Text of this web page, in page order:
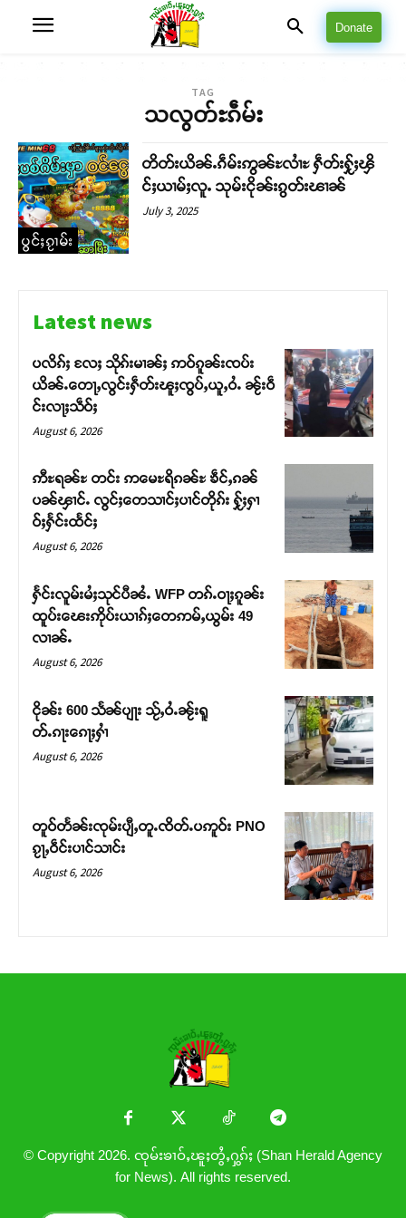
တႃႇႁႂ်ႈသဵင်ၵၢင်ၸႂ်ၵူၼ်းမိူင်း ၵူႈတီႈၵူႈလႅၼ်ပေႃးတေၸွ
တ်ႇ တူဝ်ႈလုမ်ႈၾႃႉၼၼ်ႉ ၶဝ်ႈႁူမ်ႈၵမ်ႉထႅမ် ၸုမ်းၶၢ
ဝ်ႇၽူႈတွႆႇႁွၵ်ႈ လႆႈယူႇၶႃႈဢေႃႈ။
Donate
TAG
သလွတ်ႊၵဵမ်း
ပွင်ႈၵႂၢမ်း
တိတ်းယိၼ်ႉၵဵမ်းဢွၼ်ႊလၢႆႊ ႁဵတ်းႁႂ်ႈၾိ
င်ႈယၢမ်ႈလူႉ သုမ်းငိုၼ်းၵွတ်းၽၢၼ်
July 3, 2025
Latest news
ပလိၵ်ႈ လႄႈ သိုၵ်းမၢၼ်ႈ ဢဝ်ၵူၼ်းၸပ်း
ယိၼ်ႉတေႃႇလွင်းႁဵတ်းၽူႈၸွပ်ႇယူႇဝႆႉ ၼႂ်းဝဵ
င်းလႃႈသဵဝ်ႈ
August 6, 2026
ဢီႊရၼ်ႊ တင်း ဢမေႊရိၵၼ်ႊ ၶဵင်ႇၵၼ်
ပၼ်ၾၢင်ႉ လွင်ႈတေသၢင်ႈပၢင်တိုၵ်း ႁႂ်ႈႁၢ
ဝ်ႈႁႅင်းထႅင်ႈ
August 6, 2026
ႁႅင်းလူမ်းမႆႈသုင်ပီၼႆႉ WFP တၵ်ႉဝႃႈၵူၼ်း
ထူပ်းၽေးဢိုပ်းယၢၵ်ႈတေဢမ်ႇယွမ်း 49
လၢၼ်ႉ
August 6, 2026
ငိုၼ်း 600 သႅၼ်ပျႃး သႂ်ႇဝႆႉၼႂ်းရူ
တ်ႉၵႃးၵေႃႈႁၢႆ
August 6, 2026
တူဝ်တႅၼ်းၸုမ်းပျီႇတူႉၸိတ်ႉပဢူဝ်း PNO
ၵႂႃႇဝဵင်းပၢင်သၢင်း
August 6, 2026
© Copyright 2026. ၸုမ်းၶၢဝ်ႇၽူႈတွႆႇႁွၵ်ႈ (Shan Herald Agency
for News). All rights reserved.